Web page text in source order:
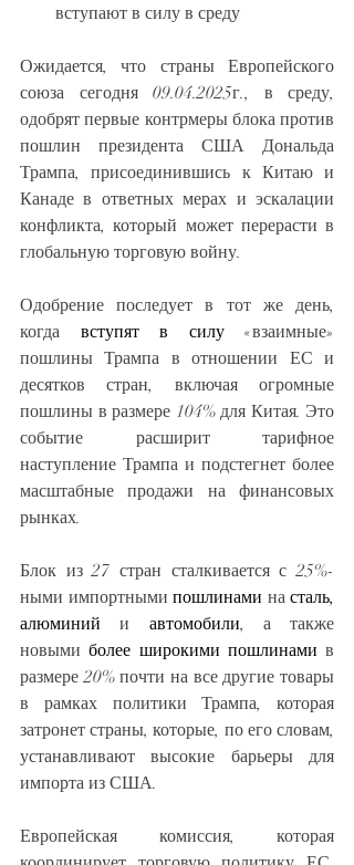
вступают в силу в среду
Ожидается, что страны Европейского
союза сегодня 09.04.2025г., в среду,
одобрят первые контрмеры блока против
пошлин президента США Дональда
Трампа, присоединившись к Китаю и
Канаде в ответных мерах и эскалации
конфликта, который может перерасти в
глобальную торговую войну.
Одобрение последует в тот же день,
когда вступят в силу «взаимные»
пошлины Трампа в отношении ЕС и
десятков стран, включая огромные
пошлины в размере 104% для Китая. Это
событие расширит тарифное
наступление Трампа и подстегнет более
масштабные продажи на финансовых
рынках.
Блок из 27 стран сталкивается с 25%-
ными импортными пошлинами на сталь,
алюминий и автомобили, а также
новыми более широкими пошлинами в
размере 20% почти на все другие товары
в рамках политики Трампа, которая
затронет страны, которые, по его словам,
устанавливают высокие барьеры для
импорта из США.
Европейская комиссия, которая